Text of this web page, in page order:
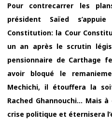
Pour contrecarrer les
président Saïed
Constitution: la Cour
un an après le scrutin
pensionnaire de Carthage
avoir bloqué le
Mechichi, il étouffera la
Rached Ghannouchi… Mais
crise politique et éternisera